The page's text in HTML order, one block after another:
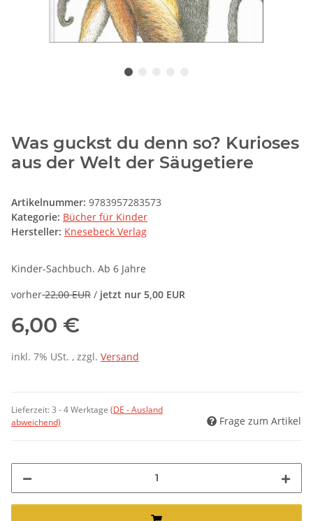
Was guckst du denn so? Kurioses
aus der Welt der Säugetiere
Artikelnummer: 9783957283573
Kategorie: Bücher für Kinder
Hersteller: Knesebeck Verlag
Kinder-Sachbuch. Ab 6 Jahre
vorher22,00 EUR / jetzt nur 5,00 EUR
6,00 €
inkl. 7% USt. , zzgl. Versand
Lieferzeit:3 - 4 Werktage (DE - Ausland
abweichend)
Frage zum Artikel